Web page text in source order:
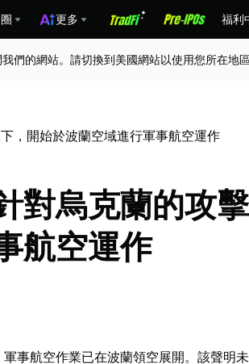
更多 福利
們的網站。請切換到美國網站以使用您所在地區
，開始於波蘭空域進行軍事航空運作
對烏克蘭的攻擊
航空運作
事航空作業已在波蘭領空展開。該聲明